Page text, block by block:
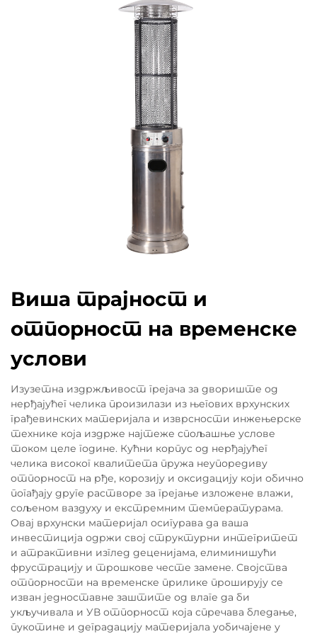
Виша трајност и
отпорност на временске
услови
Изузетна издржљивост грејача за двориште од
нерђајућег челика произилази из његових врхунских
грађевинских материјала и изврсности инжењерске
технике која издрже најтеже спољашње услове
током целе године. Кућни корпус од нерђајућег
челика високог квалитета пружа неупоредиву
отпорност на рђе, корозију и оксидацију који обично
погађају друге растворе за грејање изложене влажи,
сољеном ваздуху и екстремним температурама.
Овај врхунски материјал осигурава да ваша
инвестиција одржи свој структурни интегритет
и атрактивни изглед деценијама, елиминишући
фрустрацију и трошкове честе замене. Својства
отпорности на временске прилике проширују се
изван једноставне заштите од влаге да би
укључивала и УВ отпорност која спречава бледање,
пукотине и деградацију материјала уобичајене у